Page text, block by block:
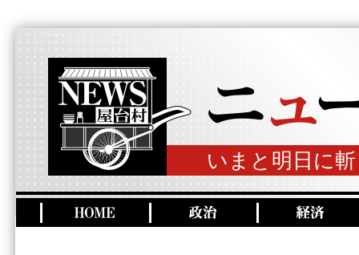
いまと明日に